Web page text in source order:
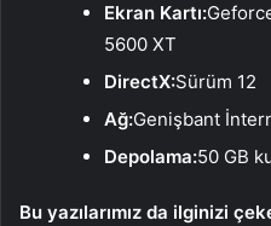
Ekran Kartı:
5600 XT
DirectX:Sürüm 12
Ağ:Genişbant
Depolama:50 GB
Bu yazılarımız da ilginizi